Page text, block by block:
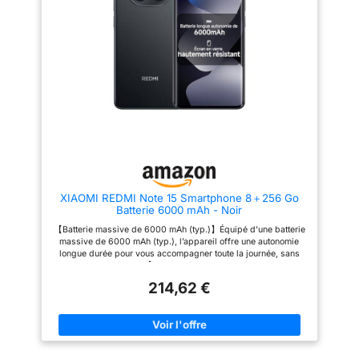
et immersive, que vous
naviguiez sur Internet ou
regardiez des vidéos.
Ultra, le POCO C85 offre des
applications quotidiennes, le
saisissants】S'adapte à divers
capturant des textures riches et
des jeux d'ombre et de lumière
réalistes, pour vous permettre
d'immortaliser sans effort de
magnifiques moments. 【Dos
courbé, design élégant et
le boîtier fin du POCO C85 offre
une prise en main confortable et
qui le rend idéal pour les
capture une large plage de
lumière et d’ombres, même
dans des environnements à
faible luminosité ou à fort
contraste. 【Écran immersif
6,77" FHD+ Eye-Care pour une
utilisation en plein soleil】Des
matériaux lumineux avancés
portent la luminosité maximale
d’échantillonnage tactile ultra-
élevé de 2560 Hz, offre un
contrôle rapide et réactif pour
une expérience fluide et
agréable. 【Assistant IA】
Optimisation intelligente en un
XIAOMI REDMI Note 15 Smartphone 8＋256 Go
Batterie 6000 mAh - Noir
【Batterie massive de 6000 mAh (typ.)】Équipé d’une batterie
massive de 6000 mAh (typ.), l’appareil offre une autonomie
longue durée pour vous accompagner toute la journée, sans
aucune inquiétude. 【Résistance à la poussière et à l’eau
poussière et à l’eau IP64, assurant une protection efficace
prévisibles, et gérant facilement les usages du quotidien.
【Système de caméra ultra-net de 108 MP】La caméra ultra-
nette de 108 MP capture une large plage de lumière et
214,62 €